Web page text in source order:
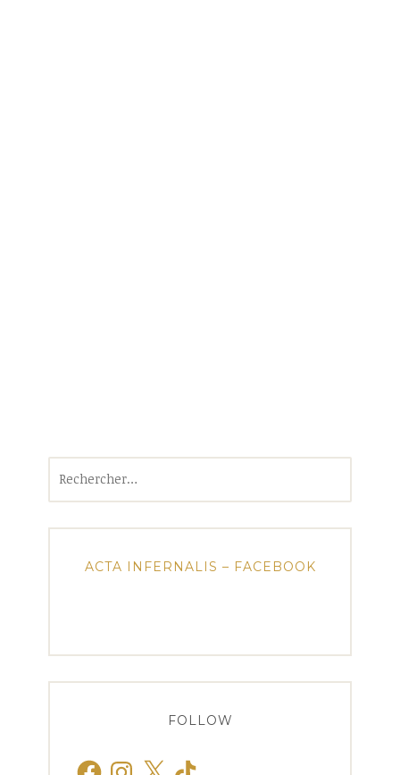
ACTA INFERNALIS – FACEBOOK
FOLLOW
FacebookInstagram
X TikTok